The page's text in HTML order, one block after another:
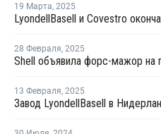
19 Марта, 2025
28 Февраля, 2025
13 Февраля, 2025